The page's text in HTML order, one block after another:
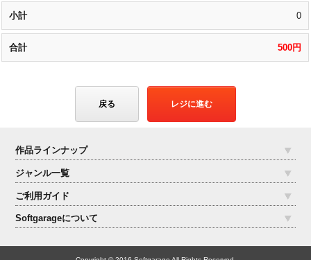
0
500円
戻る レジに進む
作品ラインナップ
ジャンル一覧
ご利用ガイド
Softgarageについて